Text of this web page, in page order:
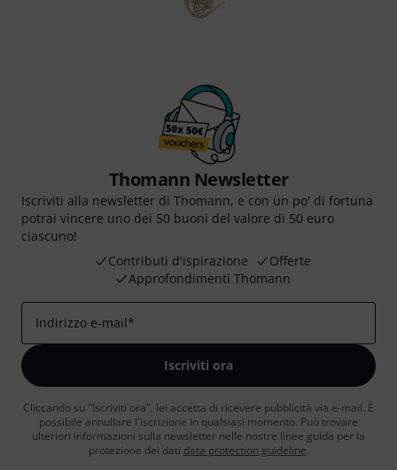
Thomann Newsletter
Iscriviti alla newsletter di Thomann, e con un po' di fortuna
potrai vincere uno dei 50 buoni del valore di 50 euro
ciascuno!
Contributi d'ispirazione
Offerte
Approfondimenti Thomann
Indirizzo e-mail*
Iscriviti ora
Cliccando su "Iscriviti ora", lei accetta di ricevere pubblicità via e-mail. È
possibile annullare l'iscrizione in qualsiasi momento. Può trovare
ulteriori informazioni sulla newsletter nelle nostre linee guida per la
protezione dei dati data protection guideline.